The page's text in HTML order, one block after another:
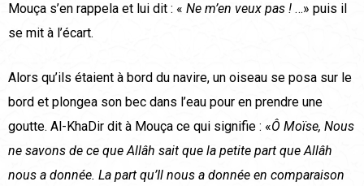
Mouça s’en rappela et lui dit : « Ne m’en veux pas ! …» puis il
se mit à l’écart.
Alors qu’ils étaient à bord du navire, un oiseau se posa sur le
bord et plongea son bec dans l’eau pour en prendre une
goutte. Al-KhaDir dit à Mouça ce qui signifie : «Ô Moïse, Nous
ne savons de ce que Allâh sait que la petite part que Allâh
nous a donnée. La part qu’Il nous a donnée en comparaison